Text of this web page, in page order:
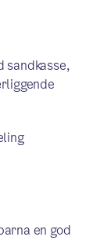
sandkasse,
en god